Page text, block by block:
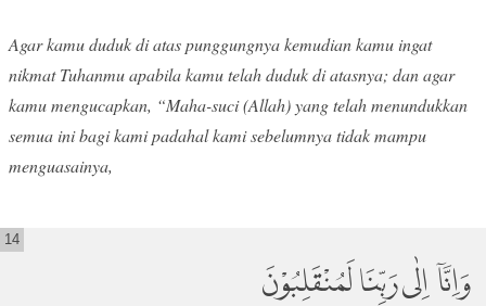
Agar kamu duduk di atas punggungnya kemudian kamu ingat
nikmat Tuhanmu apabila kamu telah duduk di atasnya; dan agar
kamu mengucapkan, “Maha-suci (Allah) yang telah menundukkan
semua ini bagi kami padahal kami sebelumnya tidak mampu
menguasainya,
وَاِنَّآ اِلٰى رَبِّنَا لَمُنْقَلِبُوْنَ
14